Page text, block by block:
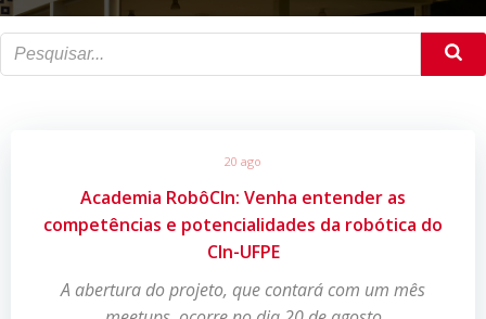
20 ago
Academia RobôCIn: Venha entender as
competências e potencialidades da robótica do
CIn-UFPE
A abertura do projeto, que contará com um mês